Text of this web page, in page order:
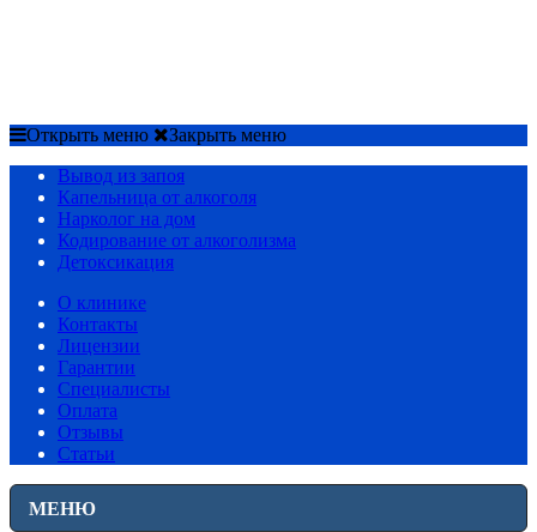
Открыть меню
Закрыть меню
Вывод из запоя
Капельница от алкоголя
Нарколог на дом
Кодирование от алкоголизма
Детоксикация
О клинике
Контакты
Лицензии
Гарантии
Специалисты
Оплата
Отзывы
Статьи
МЕНЮ